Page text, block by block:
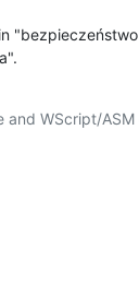
and WScript/